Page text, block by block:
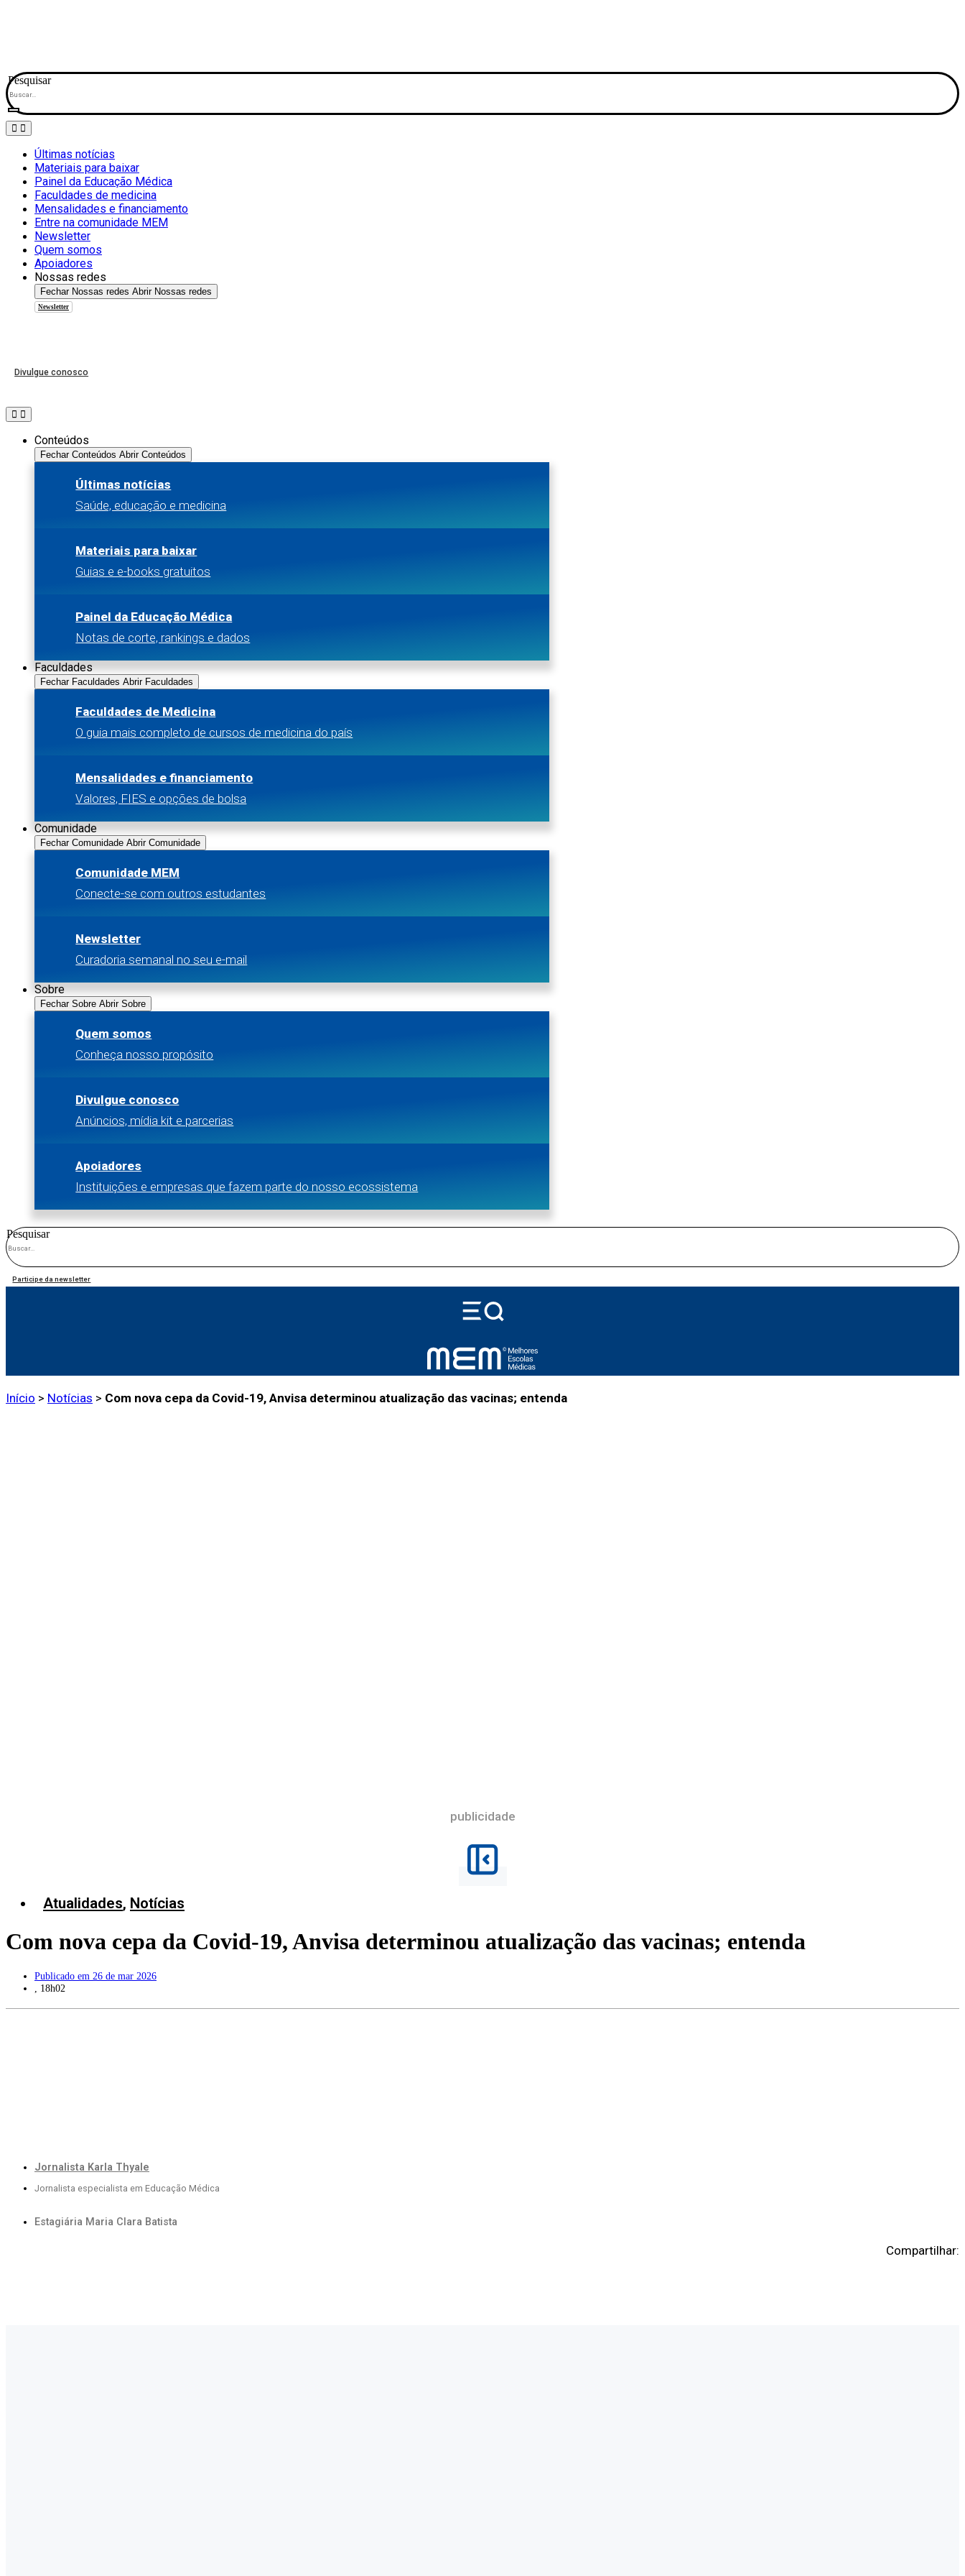
Pesquisar
Últimas notícias
Materiais para baixar
Painel da Educação Médica
Faculdades de medicina
Mensalidades e financiamento
Entre na comunidade MEM
Newsletter
Quem somos
Apoiadores
Nossas redes
Fechar Nossas redes Abrir Nossas redes
Newsletter
Divulgue conosco
Conteúdos
Fechar Conteúdos Abrir Conteúdos
Últimas notícias
Saúde, educação e medicina
Materiais para baixar
Guias e e-books gratuitos
Painel da Educação Médica
Notas de corte, rankings e dados
Faculdades
Fechar Faculdades Abrir Faculdades
Faculdades de Medicina
O guia mais completo de cursos de medicina do país
Mensalidades e financiamento
Valores, FIES e opções de bolsa
Comunidade
Fechar Comunidade Abrir Comunidade
Comunidade MEM
Conecte-se com outros estudantes
Newsletter
Curadoria semanal no seu e-mail
Sobre
Fechar Sobre Abrir Sobre
Quem somos
Conheça nosso propósito
Divulgue conosco
Anúncios, mídia kit e parcerias
Apoiadores
Instituições e empresas que fazem parte do nosso ecossistema
Pesquisar
Participe da newsletter
Início > Notícias > Com nova cepa da Covid-19, Anvisa determinou atualização das vacinas; entenda
publicidade
Atualidades, Notícias
Com nova cepa da Covid-19, Anvisa determinou atualização das vacinas; entenda
Publicado em 26 de mar 2026
18h02
Jornalista Karla Thyale
Jornalista especialista em Educação Médica
Estagiária Maria Clara Batista
Compartilhar: